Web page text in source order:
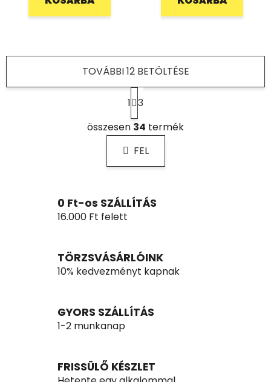
L
i
s
t
a
r
á
t
á
l
i
TOVÁBBI 12 BETÖLTÉSE
L
a
p
o
z
á
1 3
összesen 34 termék
FEL
0 Ft-os SZÁLLÍTÁS
16.000 Ft felett
TÖRZSVÁSÁRLÓINK
10% kedvezményt kapnak
GYORS SZÁLLÍTÁS
1-2 munkanap
FRISSÜLŐ KÉSZLET